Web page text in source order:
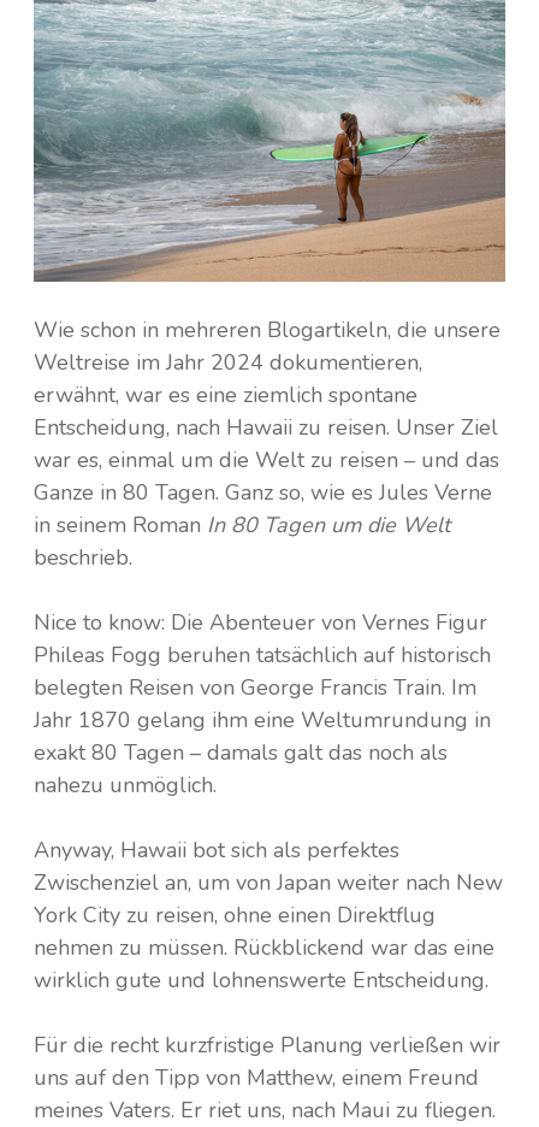
Kambodscha
Laos
Nepal
Saudi-Arabien
Thailand
Tibet
Türkei
Vietnam
Irland
Island
Italien
Finnland
Frankreich
Griechenland
Kroatien
Monaco
Niederlande
Spanien
Polen
Portugal
Schweiz
Tschechien
Wie schon in mehreren Blogartikeln, die unsere
Weltreise im Jahr 2024 dokumentieren,
erwähnt, war es eine ziemlich spontane
Entscheidung, nach Hawaii zu reisen. Unser Ziel
war es, einmal um die Welt zu reisen – und das
Ganze in 80 Tagen. Ganz so, wie es Jules Verne
in seinem Roman In 80 Tagen um die Welt
beschrieb.
Nice to know: Die Abenteuer von Vernes Figur
Phileas Fogg beruhen tatsächlich auf historisch
belegten Reisen von George Francis Train. Im
Jahr 1870 gelang ihm eine Weltumrundung in
exakt 80 Tagen – damals galt das noch als
nahezu unmöglich.
Anyway, Hawaii bot sich als perfektes
Zwischenziel an, um von Japan weiter nach New
York City zu reisen, ohne einen Direktflug
nehmen zu müssen. Rückblickend war das eine
wirklich gute und lohnenswerte Entscheidung.
Für die recht kurzfristige Planung verließen wir
uns auf den Tipp von Matthew, einem Freund
meines Vaters. Er riet uns, nach Maui zu fliegen.